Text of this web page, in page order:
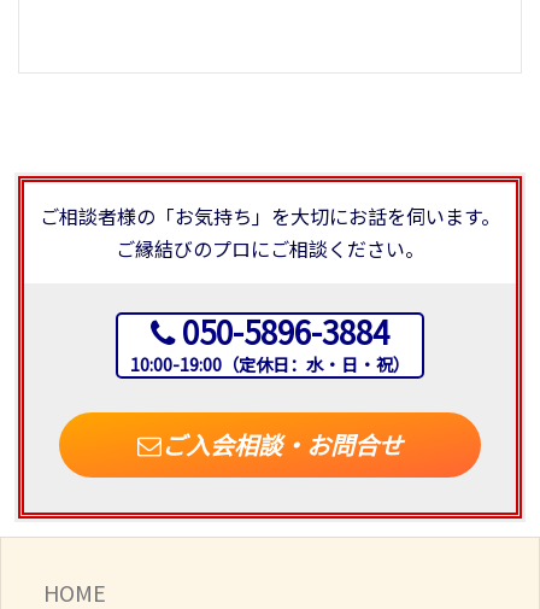
ご相談者様の「お気持ち」を大切にお話を伺います。
ご縁結びのプロにご相談ください。
050-5896-3884
10:00-19:00（定休日：水・日・祝）
ご入会相談・お問合せ
HOME